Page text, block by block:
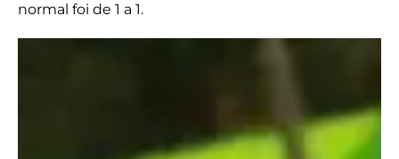
normal foi de 1 a 1.